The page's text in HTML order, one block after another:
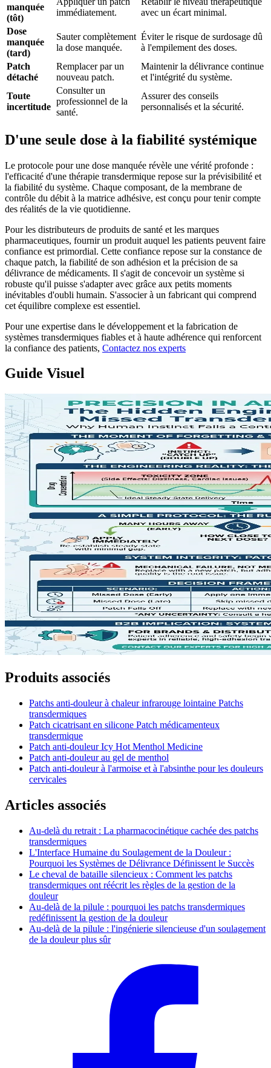
manquée
(tôt)
immédiatement.
avec un écart minimal.
Dose
manquée
(tard)
Sauter complètement
la dose manquée.
Éviter le risque de surdosage dû
à l'empilement des doses.
Patch
détaché
Remplacer par un
nouveau patch.
Maintenir la délivrance continue
et l'intégrité du système.
Toute
incertitude
Consulter un
professionnel de la
santé.
Assurer des conseils
personnalisés et la sécurité.
D'une seule dose à la fiabilité systémique
Le protocole pour une dose manquée révèle une vérité profonde :
l'efficacité d'une thérapie transdermique repose sur la prévisibilité et
la fiabilité du système. Chaque composant, de la membrane de
contrôle du débit à la matrice adhésive, est conçu pour tenir compte
des réalités de la vie quotidienne.
Pour les distributeurs de produits de santé et les marques
pharmaceutiques, fournir un produit auquel les patients peuvent faire
confiance est primordial. Cette confiance repose sur la constance de
chaque patch, la fiabilité de son adhésion et la précision de sa
délivrance de médicaments. Il s'agit de concevoir un système si
robuste qu'il puisse s'adapter avec grâce aux petits moments
inévitables d'oubli humain. S'associer à un fabricant qui comprend
cet équilibre complexe est essentiel.
Pour une expertise dans le développement et la fabrication de
systèmes transdermiques fiables et à haute adhérence qui renforcent
la confiance des patients, Contactez nos experts
Guide Visuel
Produits associés
Patchs anti-douleur à chaleur infrarouge lointaine Patchs
transdermiques
Patch cicatrisant en silicone Patch médicamenteux
transdermique
Patch anti-douleur Icy Hot Menthol Medicine
Patch anti-douleur au gel de menthol
Patch anti-douleur à l'armoise et à l'absinthe pour les douleurs
cervicales
Articles associés
Au-delà du retrait : La pharmacocinétique cachée des patchs
transdermiques
L'Interface Humaine du Soulagement de la Douleur :
Pourquoi les Systèmes de Délivrance Définissent le Succès
Le cheval de bataille silencieux : Comment les patchs
transdermiques ont réécrit les règles de la gestion de la
douleur
Au-delà de la pilule : pourquoi les patchs transdermiques
redéfinissent la gestion de la douleur
Au-delà de la pilule : l'ingénierie silencieuse d'un soulagement
de la douleur plus sûr